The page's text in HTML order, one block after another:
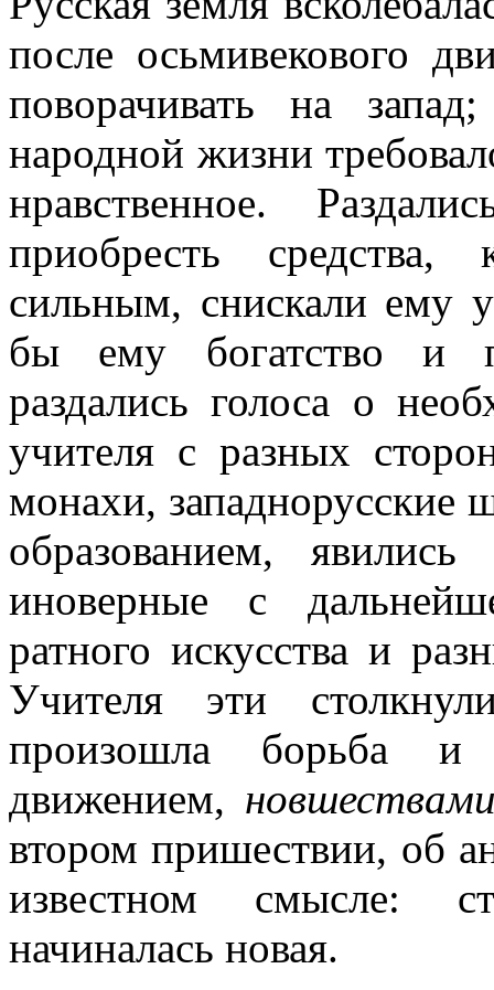
после осьмивекового
поворачивать на
народной жизни
нравственное.
приобресть
сильным, снискали ему
бы ему богатство и
раздались голоса о
учителя с разных
монахи, западнорусские
образованием,
иноверные с
ратного искусства и
Учителя эти
произошла борьба и
движением,
втором пришествии, об
известном смысле:
начиналась новая.